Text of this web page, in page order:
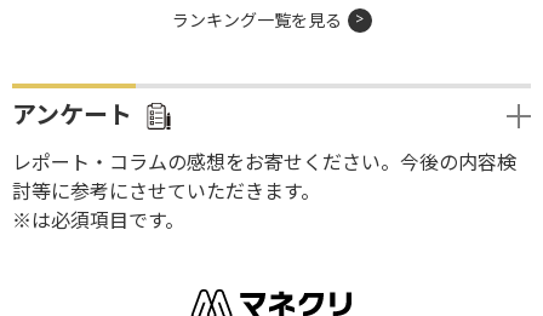
ランキング一覧を見る
アンケート
レポート・コラムの感想をお寄せください。今後の内容検
討等に参考にさせていただきます。
※は必須項目です。